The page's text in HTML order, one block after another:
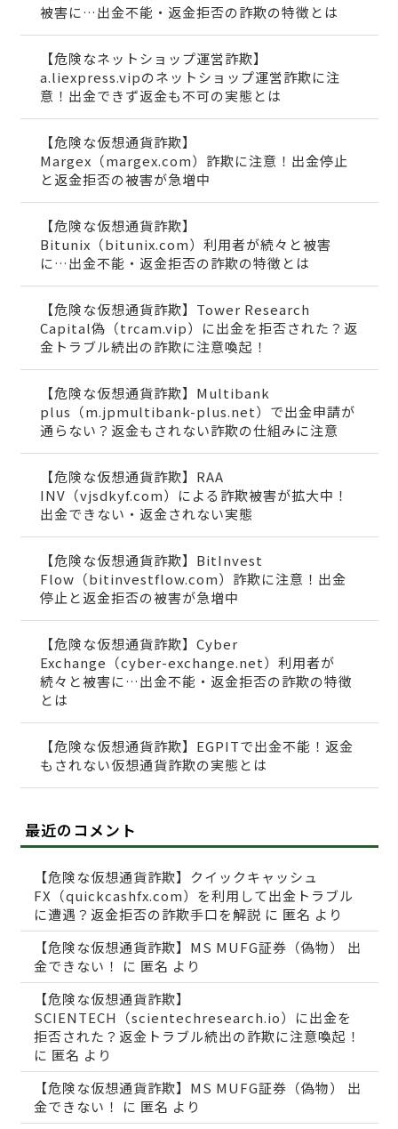
被害に…出金不能・返金拒否の詐欺の特徴とは
【危険なネットショップ運営詐欺】
a.liexpress.vipのネットショップ運営詐欺に注
意！出金できず返金も不可の実態とは
【危険な仮想通貨詐欺】
Margex（margex.com）詐欺に注意！出金停止
と返金拒否の被害が急増中
【危険な仮想通貨詐欺】
Bitunix（bitunix.com）利用者が続々と被害
に…出金不能・返金拒否の詐欺の特徴とは
【危険な仮想通貨詐欺】Tower Research
Capital偽（trcam.vip）に出金を拒否された？返
金トラブル続出の詐欺に注意喚起！
【危険な仮想通貨詐欺】Multibank
plus（m.jpmultibank-plus.net）で出金申請が
通らない？返金もされない詐欺の仕組みに注意
【危険な仮想通貨詐欺】RAA
INV（vjsdkyf.com）による詐欺被害が拡大中！
出金できない・返金されない実態
【危険な仮想通貨詐欺】BitInvest
Flow（bitinvestflow.com）詐欺に注意！出金
停止と返金拒否の被害が急増中
【危険な仮想通貨詐欺】Cyber
Exchange（cyber-exchange.net）利用者が
続々と被害に…出金不能・返金拒否の詐欺の特徴
とは
【危険な仮想通貨詐欺】EGPITで出金不能！返金
もされない仮想通貨詐欺の実態とは
最近のコメント
【危険な仮想通貨詐欺】クイックキャッシュ
FX（quickcashfx.com）を利用して出金トラブル
に遭遇？返金拒否の詐欺手口を解説 に 匿名 より
【危険な仮想通貨詐欺】MS MUFG証券（偽物） 出
金できない！
に 匿名 より
【危険な仮想通貨詐欺】
SCIENTECH（scientechresearch.io）に出金を
拒否された？返金トラブル続出の詐欺に注意喚起！
に 匿名 より
【危険な仮想通貨詐欺】MS MUFG証券（偽物） 出
金できない！
に 匿名 より